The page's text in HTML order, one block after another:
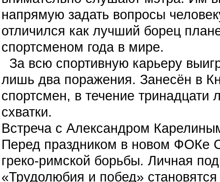
напрямую задать вопросы
отличился как лучший борец
спортсменом года в мире.
За всю спортивную карьеру
лишь два поражения. Занесён в
спортсмен, в течение тринадцати
схватки.
Встреча с Александром
Перед праздником в новом ФОКе
греко-римской борьбы. Личная
«Трудолюбия и побед»